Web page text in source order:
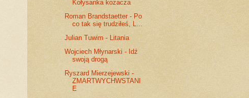
Kołysanka kozacza
Roman Brandstaetter - Po
co tak się trudziłeś, L...
Julian Tuwim - Litania
Wojciech Młynarski - Idź
swoją drogą
Ryszard Mierzejewski -
ZMARTWYCHWSTANI
E